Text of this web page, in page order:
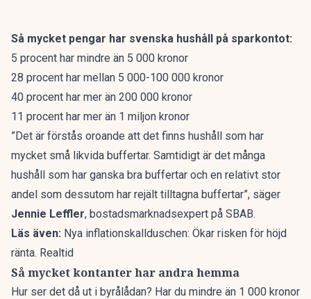
Så mycket pengar har svenska hushåll på sparkontot:
5 procent har mindre än 5 000 kronor
28 procent har mellan 5 000-100 000 kronor
40 procent har mer än 200 000 kronor
11 procent har mer än 1 miljon kronor
”Det är förstås oroande att det finns hushåll som har
mycket små likvida buffertar. Samtidigt är det många
hushåll som har ganska bra buffertar och en relativt stor
andel som dessutom har rejält tilltagna buffertar”, säger
Jennie Leffler, bostadsmarknadsexpert på SBAB.
Läs även: Nya inflationskallduschen: Ökar risken för höjd
ränta. Realtid
Så mycket kontanter har andra hemma
Hur ser det då ut i byrålådan? Har du mindre än 1 000 kronor